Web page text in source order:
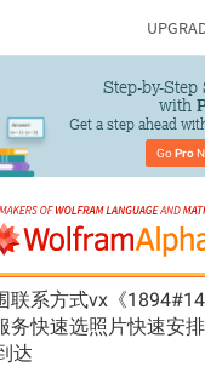
Step-by-
with
Get a step ahead
Go Pro
联系方式vx《
务快速选照片快速安
达